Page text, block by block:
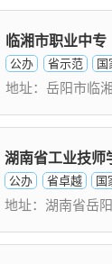
临湘市职业中专
公办 省示范 国
地址：岳阳市临
湖南省工业技师
公办 省卓越 国
地址：湖南省岳